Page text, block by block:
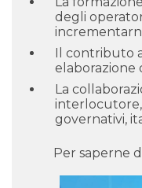
degli
Il contributo
elaborazione
La
interlocutore,
governativi,
Per saperne